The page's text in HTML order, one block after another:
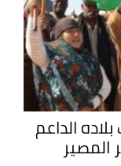
الداعم